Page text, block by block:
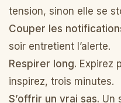
tension, sinon elle se
Couper les
soir entretient l’alerte.
Respirer long. Expirez
inspirez, trois minutes.
S’offrir un vrai sas. Un